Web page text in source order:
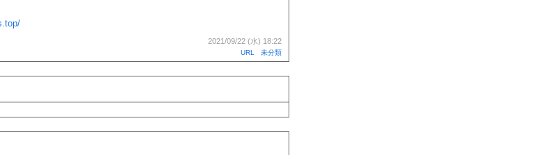
2021/09/22 (水) 18:22
URL 未分類